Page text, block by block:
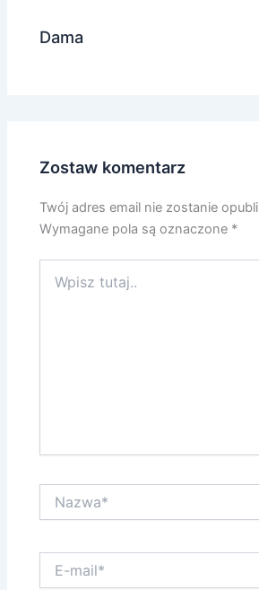
Dama
Zostaw komentarz
Twój adres email nie zostanie
Wymagane pola są oznaczone *
tutaj..
mail*